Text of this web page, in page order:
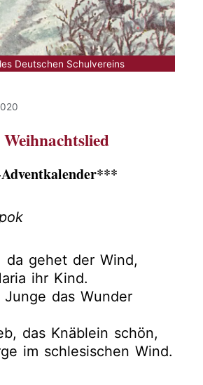
Deutschen Schulvereins
Weihnachtslied
da gehet der Wind,
ihr Kind.
das Wunder
das Knäblein schön,
im schlesischen Wind.